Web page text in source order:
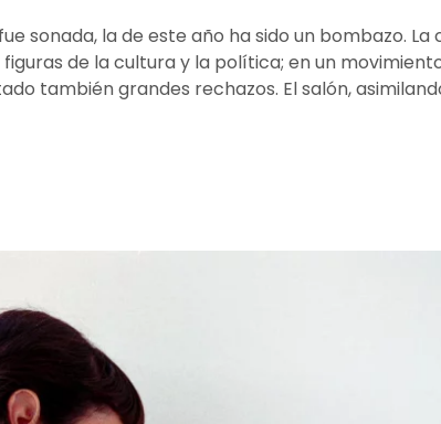
sonada, la de este año ha sido un bombazo.
de la cultura y la política; en un
también grandes rechazos. El salón,